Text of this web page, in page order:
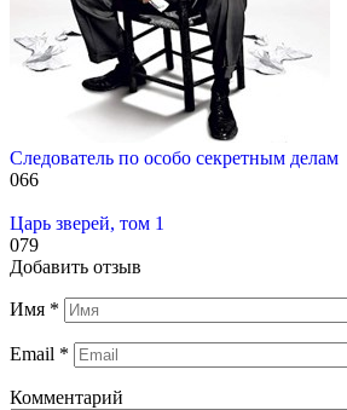
Следователь по особо секретным делам
066
Царь зверей, том 1
079
Добавить отзыв
Имя *
Email *
Комментарий